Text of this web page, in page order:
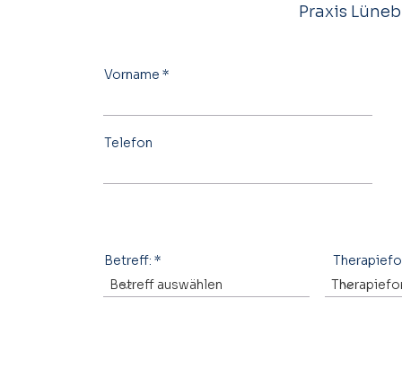
Praxis
Vorname
Telefon
Betreff: